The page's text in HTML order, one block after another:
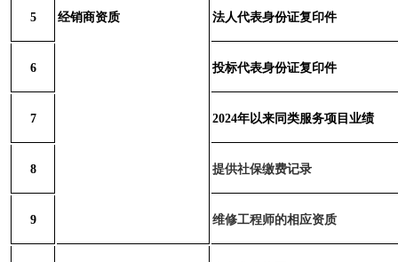
经销商资质
5 法人代表身份证复印件
6 投标代表身份证复印件
7 2024年以来同类服务项目业绩
8 提供社保缴费记录
9 维修工程师的相应资质